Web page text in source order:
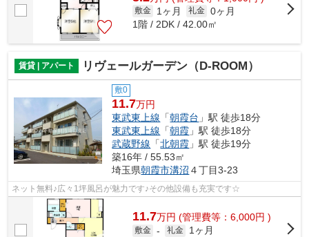
敷金 1ヶ月 礼金 0ヶ月
1階 / 2DK / 42.00㎡
賃貸 | アパート リヴェールガーデン（D-ROOM）
敷0
11.7万円
東武東上線 「朝霞台 」駅 徒歩18分
東武東上線 「朝霞 」駅 徒歩18分
武蔵野線 「北朝霞 」駅 徒歩19分
築16年 / 55.53㎡
埼玉県朝霞市溝沼 ４丁目3-23
ネット無料♪広々1坪風呂が魅力です♪その他設備も充実です☆
11.7万円 (管理費等：6,000円 )
敷金 - 礼金
1ヶ月